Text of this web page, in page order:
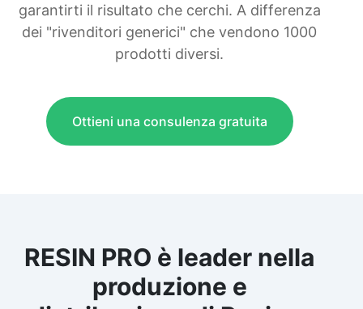
garantirti il risultato che cerchi. A differenza
dei "rivenditori generici" che vendono 1000
prodotti diversi.
Ottieni una consulenza gratuita
RESIN PRO è leader nella
produzione e